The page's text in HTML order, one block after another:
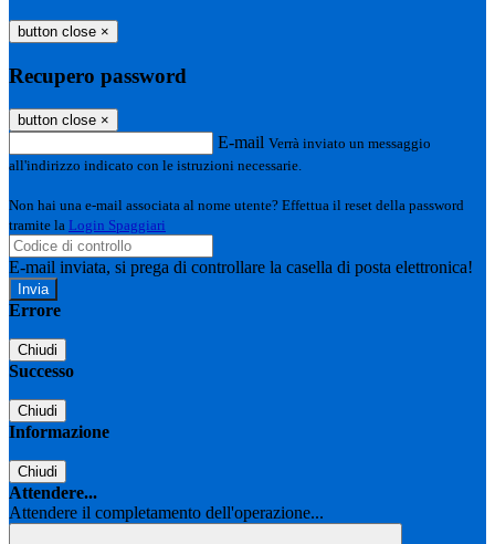
button close ×
Recupero password
button close ×
E-mail Verrà inviato un messaggio
all'indirizzo indicato con le istruzioni necessarie.
Non hai una e-mail associata al nome utente? Effettua il reset della password
tramite la Login Spaggiari
E-mail inviata, si prega di controllare la casella di posta elettronica!
Errore
Chiudi
Successo
Chiudi
Informazione
Chiudi
Attendere...
Attendere il completamento dell'operazione...